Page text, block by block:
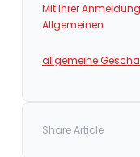
Mit Ihrer
Allgemeinen
allgemeine
Share Article